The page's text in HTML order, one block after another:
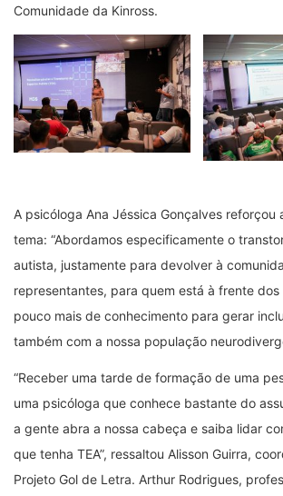
Comunidade da Kinross.
A psicóloga Ana Jéssica Gonçalves reforçou
tema: “Abordamos especificamente o
autista, justamente para devolver à
representantes, para quem está à frente dos
pouco mais de conhecimento para gerar
também com a nossa população
“Receber uma tarde de formação de uma
uma psicóloga que conhece bastante do
a gente abra a nossa cabeça e saiba lidar
que tenha TEA”, ressaltou Alisson Guirra,
Projeto Gol de Letra. Arthur Rodrigues,